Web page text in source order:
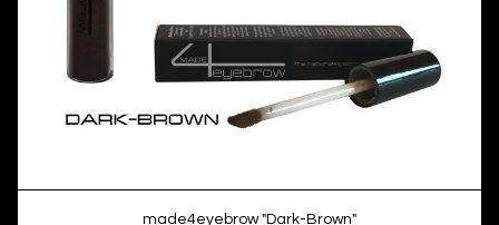
made4eyebrow "Dark-Brown"